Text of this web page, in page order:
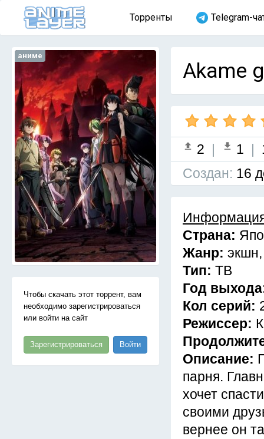
Торренты Telegram-
аниме
Чтобы скачать этот торрент, вам
необходимо зарегистрироваться
или войти на сайт
Зарегистрироваться Войти
Akame
2 | 1 |
Cоздан: 16
Страна:
Жанр:
Тип: ТВ
Год
Кол серий:
Режиссер:
Описание:
парня.
хочет
своими
вернее он